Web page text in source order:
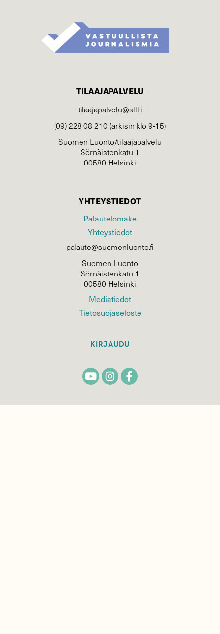
TILAAJAPALVELU
tilaajapalvelu@sll.fi
(09) 228 08 210 (arkisin klo 9-15)
Suomen Luonto/tilaajapalvelu
Sörnäistenkatu 1
00580 Helsinki
YHTEYSTIEDOT
Palautelomake
Yhteystiedot
palaute@suomenluonto.fi
Suomen Luonto
Sörnäistenkatu 1
00580 Helsinki
Mediatiedot
Tietosuojaseloste
KIRJAUDU